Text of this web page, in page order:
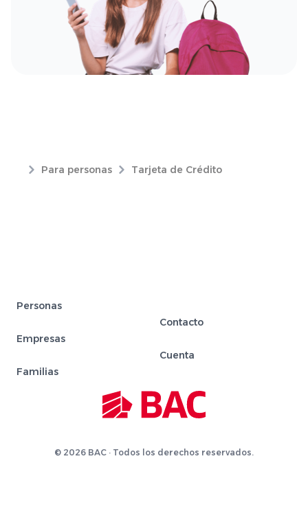
Para personas Tarjeta de Crédito
Personas
Empresas
Familias
Contacto
Cuenta
© 2026 BAC · Todos los derechos reservados.